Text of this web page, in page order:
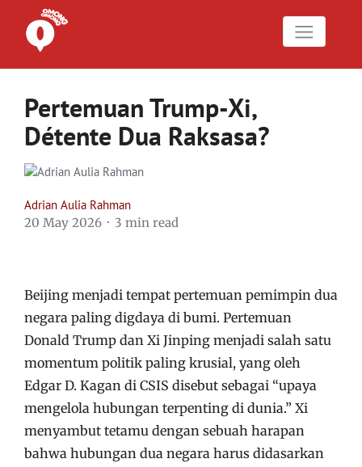
Pertemuan Trump-Xi,
Détente Dua Raksasa?
Adrian Aulia Rahman
20 May 2026
3 min read
Beijing menjadi tempat pertemuan pemimpin dua
negara paling digdaya di bumi. Pertemuan
Donald Trump dan Xi Jinping menjadi salah satu
momentum politik paling krusial, yang oleh
Edgar D. Kagan di CSIS disebut sebagai “upaya
mengelola hubungan terpenting di dunia.” Xi
menyambut tetamu dengan sebuah harapan
bahwa hubungan dua negara harus didasarkan